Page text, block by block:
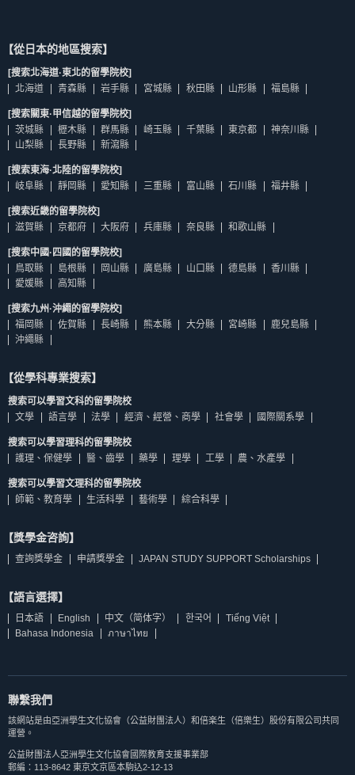
【從日本的地區搜索】
[搜索北海道·東北的留學院校]
北海道
青森縣 岩手縣 宮城縣 秋田縣 山形縣 福島縣
[搜索關東·甲信越的留學院校]
茨城縣
櫪木縣 群馬縣 崎玉縣 千葉縣 東京都
神奈川縣
山梨縣
長野縣 新瀉縣
[搜索東海·北陸的留學院校]
岐阜縣
靜岡縣 愛知縣 三重縣 富山縣 石川縣 福井縣
[搜索近畿的留學院校]
滋賀縣
京都府 大阪府 兵庫縣 奈良縣 和歌山縣
[搜索中國·四國的留學院校]
鳥取縣
島根縣 岡山縣 廣島縣 山口縣 德島縣
香川縣
愛媛縣
高知縣
[搜索九州·沖繩的留學院校]
福岡縣
佐賀縣 長崎縣 熊本縣 大分縣 宮崎縣
鹿兒島縣
沖繩縣
【從學科專業搜索】
搜索可以學習文科的留學院校
文學
語言學 法學 經濟、經營、商學 社會學 國際關系學
搜索可以學習理科的留學院校
護理、保健學
醫、齒學 藥學 理學 工學 農、水產學
搜索可以學習文理科的留學院校
師範、教育學
生活科學 藝術學 綜合科學
【獎學金咨詢】
查詢獎學金 申請獎學金 JAPAN STUDY SUPPORT Scholarships
【語言選擇】
日本語 English 中文（简体字） 한국어
Tiếng Việt
Bahasa Indonesia
ภาษาไทย
聯繫我們
該網站是由亞洲學生文化協會（公益財團法人）和倍楽生（倍樂生）股份有限公司共同
運營。
公益財團法人亞洲學生文化協會國際教育支援事業部
郵編：113-8642 東京文京區本駒込2-12-13